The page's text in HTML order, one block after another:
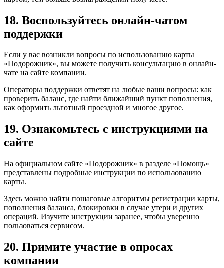
18. Воспользуйтесь онлайн-чатом
поддержки
Если у вас возникли вопросы по использованию карты
«Подорожник», вы можете получить консультацию в онлайн-
чате на сайте компании.
Операторы поддержки ответят на любые ваши вопросы: как
проверить баланс, где найти ближайший пункт пополнения,
как оформить льготный проездной и многое другое.
19. Ознакомьтесь с инструкциями на
сайте
На официальном сайте «Подорожник» в разделе «Помощь»
представлены подробные инструкции по использованию
карты.
Здесь можно найти пошаговые алгоритмы регистрации карты,
пополнения баланса, блокировки в случае утери и других
операций. Изучите инструкции заранее, чтобы уверенно
пользоваться сервисом.
20. Примите участие в опросах
компании